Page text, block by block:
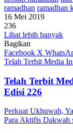
ramadhan ramadhan
16 Mei 2019
236
Lihat lebih banyak
Bagikan
Facebook X
Telah Terbit Media
Telah Terbit
Edisi 226
Perkuat Ukhuwah,
Para Aktifis Dakwah